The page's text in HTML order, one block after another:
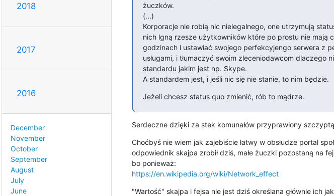
2018
2017
2016
December
November
October
September
August
July
June
żuczków.
(...)
Korporacje nie robią nic nielegalnego, one utrzymują
nich lgną rzesze użytkowników które po prostu nie mają
godzinach i ustawiać swojego perfekcyjengo serwera z
usługami, i tłumaczyć swoim zleceniodawcom dlaczego
standardu jakim jest np. Skype.
A standardem jest, i jeśli nic się nie stanie, to nim będzie.
Jeżeli chcesz status quo zmienić, rób to mądrze.
Serdeczne dzięki za stek komunałów przyprawiony
Choćbyś nie wiem jak zajebiście łatwy w obsłudze portal
odpowiednik skajpa zrobił dziś, małe żuczki pozostaną na
https://en.wikipedia.org/wiki/Network_effect
"Wartość" skajpa i fejsa nie jest dziś określana głównie ich